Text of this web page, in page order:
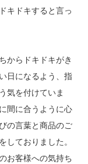
キドキすると言っ
からドキドキがき
日になるよう、指
気を付けていま
間に合うように心
の言葉と商品のご
しておりました。
お客様への気持ち